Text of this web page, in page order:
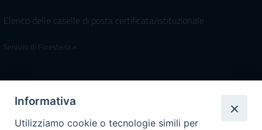
Elenco delle caselle di posta certificata/istituzionale
Servizio di Foresteria »
Iscrivimi Alla Newsletter
Informativa
Utilizziamo cookie o tecnologie simili per